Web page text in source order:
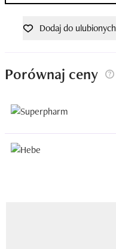
Dodaj do ulubionych
Porównaj ceny